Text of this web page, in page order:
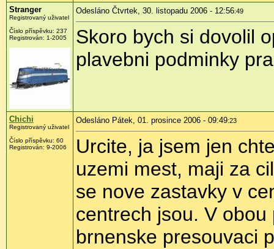
Stranger
Registrovaný uživatel
Číslo příspěvku: 237
Registrován: 1-2005
Odesláno Čtvrtek, 30. listopadu 2006 - 12:56:49
Skoro bych si dovolil
plavebni podminky
Chichi
Registrovaný uživatel
Číslo příspěvku: 60
Registrován: 9-2006
Odesláno Pátek, 01. prosince 2006 - 09:49:23
Urcite, ja jsem jen
uzemi mest, maji za
se nove zastavky v
centrech jsou. V
brnenske presouvaci